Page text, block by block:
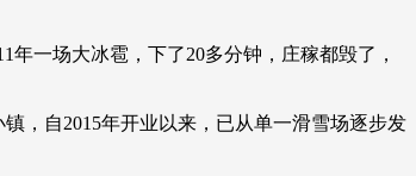
才艺 网展 央央好物
一场大冰雹，下了20多分钟，庄稼都毁了，
自2015年开业以来，已从单一滑雪场逐步发